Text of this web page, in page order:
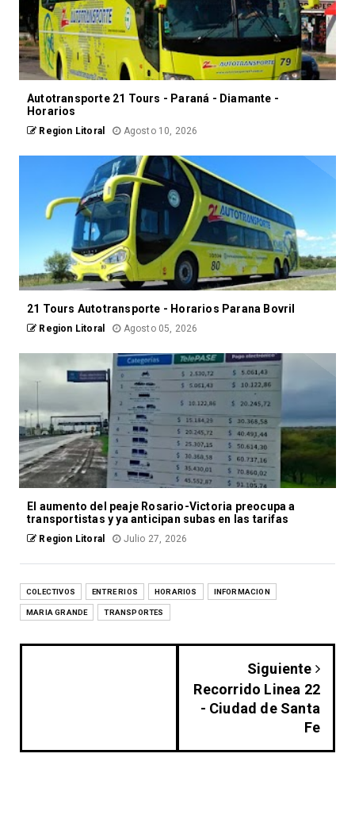
Autotransporte 21 Tours - Paraná - Diamante -
Horarios
Region Litoral Agosto 10, 2026
21 Tours Autotransporte - Horarios Parana Bovril
Region Litoral Agosto 05, 2026
El aumento del peaje Rosario-Victoria preocupa a
transportistas y ya anticipan subas en las tarifas
Region Litoral Julio 27, 2026
COLECTIVOS ENTRE RIOS HORARIOS INFORMACION
MARIA GRANDE TRANSPORTES
Siguiente
Recorrido Linea 22
- Ciudad de Santa
Fe